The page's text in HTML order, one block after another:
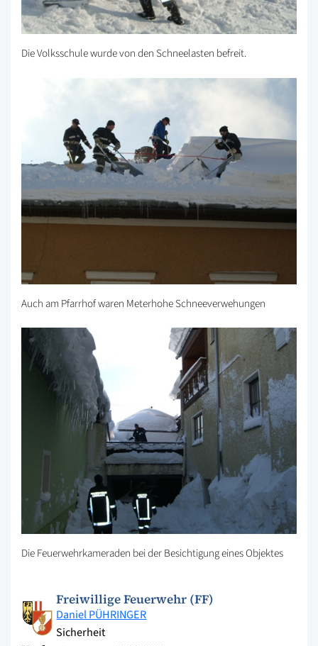
Die Volksschule wurde von den Schneelasten befreit.
Auch am Pfarrhof waren Meterhohe Schneeverwehungen
Die Feuerwehrkameraden bei der Besichtigung eines Objektes
Freiwillige Feuerwehr (FF)
Daniel PÜHRINGER
Sicherheit